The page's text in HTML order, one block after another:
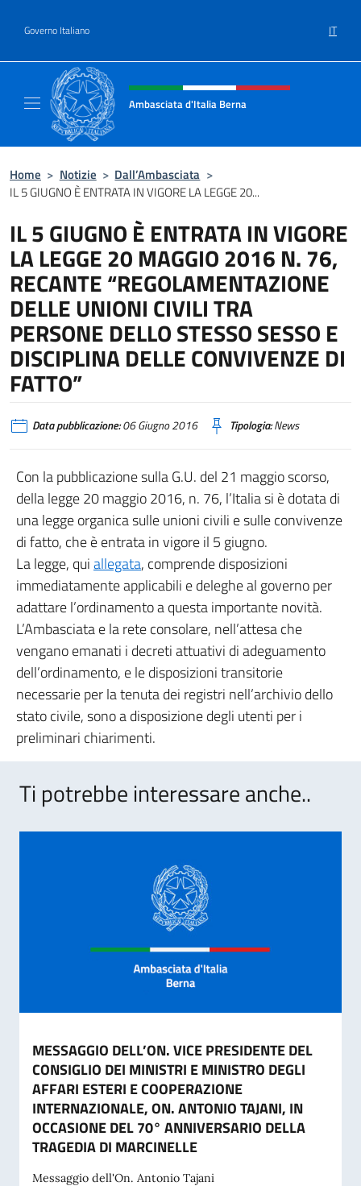
Governo Italiano IT
Intestazione sito, social e menù
Ambasciata d'Italia Berna
Home > Notizie > Dall’Ambasciata >
IL 5 GIUGNO È ENTRATA IN VIGORE LA LEGGE 20...
IL 5 GIUGNO È ENTRATA IN VIGORE
LA LEGGE 20 MAGGIO 2016 N. 76,
RECANTE “REGOLAMENTAZIONE
DELLE UNIONI CIVILI TRA
PERSONE DELLO STESSO SESSO E
DISCIPLINA DELLE CONVIVENZE DI
FATTO”
Data pubblicazione:06 Giugno 2016 Tipologia:News
Con la pubblicazione sulla G.U. del 21 maggio scorso,
della legge 20 maggio 2016, n. 76, l’Italia si è dotata di
una legge organica sulle unioni civili e sulle convivenze
di fatto, che è entrata in vigore il 5 giugno.
La legge, quiallegata, comprende disposizioni
immediatamente applicabili e deleghe al governo per
adattare l’ordinamento a questa importante novità.
L’Ambasciata e la rete consolare, nell’attesa che
vengano emanati i decreti attuativi di adeguamento
dell’ordinamento, e le disposizioni transitorie
necessarie per la tenuta dei registri nell’archivio dello
stato civile, sono a disposizione degli utenti per i
preliminari chiarimenti.
Ti potrebbe interessare anche..
MESSAGGIO DELL’ON. VICE PRESIDENTE DEL
CONSIGLIO DEI MINISTRI E MINISTRO DEGLI
AFFARI ESTERI E COOPERAZIONE
INTERNAZIONALE, ON. ANTONIO TAJANI, IN
OCCASIONE DEL 70° ANNIVERSARIO DELLA
TRAGEDIA DI MARCINELLE
Messaggio dell'On. Antonio Tajani